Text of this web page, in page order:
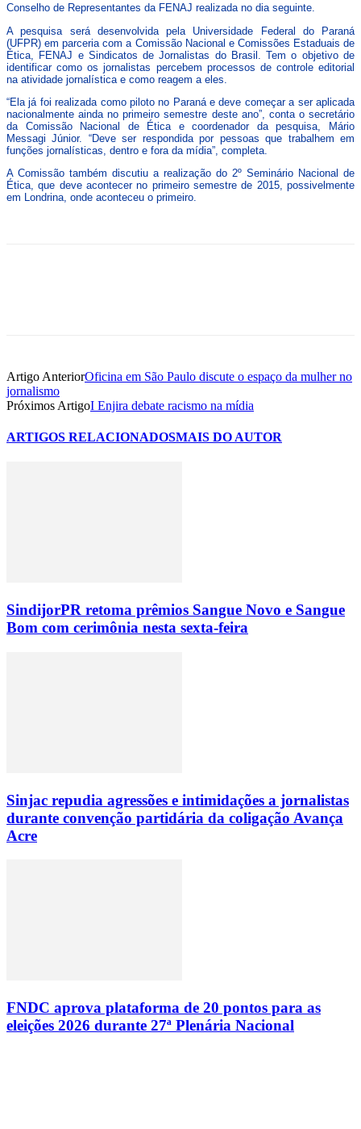
Conselho de Representantes da FENAJ realizada no dia seguinte.
A pesquisa será desenvolvida pela Universidade Federal do Paraná
(UFPR) em parceria com a Comissão Nacional e Comissões Estaduais de
Ética, FENAJ e Sindicatos de Jornalistas do Brasil. Tem o objetivo de
identificar como os jornalistas percebem processos de controle editorial
na atividade jornalística e como reagem a eles.
“Ela já foi realizada como piloto no Paraná e deve começar a ser aplicada
nacionalmente ainda no primeiro semestre deste ano”, conta o secretário
da Comissão Nacional de Ética e coordenador da pesquisa, Mário
Messagi Júnior. “Deve ser respondida por pessoas que trabalhem em
funções jornalísticas, dentro e fora da mídia”, completa.
A Comissão também discutiu a realização do 2º Seminário Nacional de
Ética, que deve acontecer no primeiro semestre de 2015, possivelmente
em Londrina, onde aconteceu o primeiro.
Artigo AnteriorOficina em São Paulo discute o espaço da mulher no
jornalismo
Próximos ArtigoI Enjira debate racismo na mídia
ARTIGOS RELACIONADOSMAIS DO AUTOR
SindijorPR retoma prêmios Sangue Novo e Sangue
Bom com cerimônia nesta sexta-feira
Sinjac repudia agressões e intimidações a jornalistas
durante convenção partidária da coligação Avança
Acre
FNDC aprova plataforma de 20 pontos para as
eleições 2026 durante 27ª Plenária Nacional